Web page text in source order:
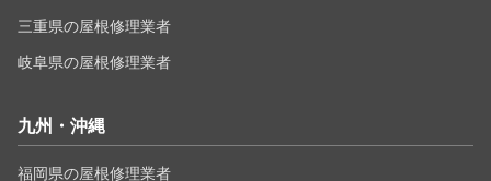
三重県の屋根修理業者
岐阜県の屋根修理業者
九州・沖縄
福岡県の屋根修理業者